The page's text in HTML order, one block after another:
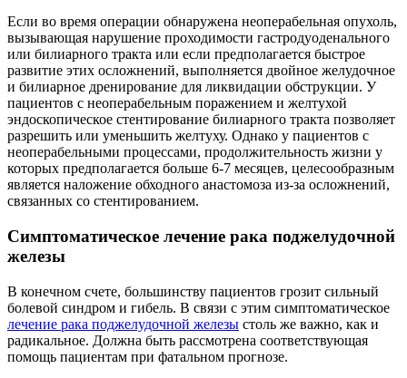
Если во время операции обнаружена неоперабельная опухоль,
вызывающая нарушение проходимости гастродуоденального
или билиарного тракта или если предполагается быстрое
развитие этих осложнений, выполняется двойное желудочное
и билиарное дренирование для ликвидации обструкции. У
пациентов с неоперабельным поражением и желтухой
эндоскопическое стентирование билиарного тракта позволяет
разрешить или уменьшить желтуху. Однако у пациентов с
неоперабельными процессами, продолжительность жизни у
которых предполагается больше 6-7 месяцев, целесообразным
является наложение обходного анастомоза из-за осложнений,
связанных со стентированием.
Симптоматическое лечение рака поджелудочной
железы
В конечном счете, большинству пациентов грозит сильный
болевой синдром и гибель. В связи с этим симптоматическое
лечение рака поджелудочной железы столь же важно, как и
радикальное. Должна быть рассмотрена соответствующая
помощь пациентам при фатальном прогнозе.